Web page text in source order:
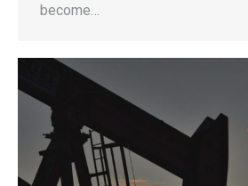
become…